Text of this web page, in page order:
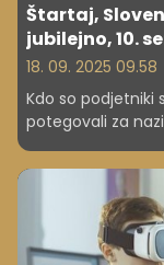
Štartaj,
jubilejno, 10.
18. 09. 2025 09.58
Kdo so podjetniki
potegovali za
izdelke letošnje